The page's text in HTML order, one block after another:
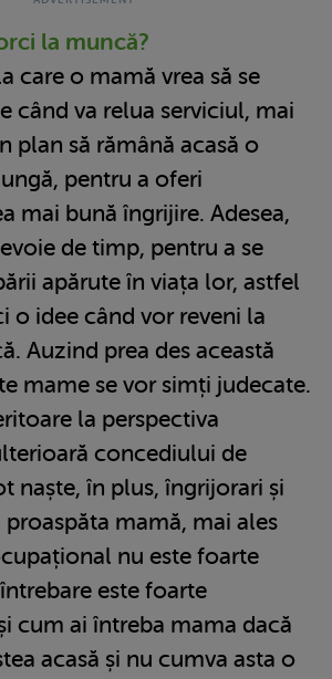
la muncă?
care o mamă vrea să se
când va relua serviciul, mai
plan să rămână acasă o
pentru a oferi
mai bună îngrijire. Adesea,
de timp, pentru a se
apărute în viața lor, astfel
o idee când vor reveni la
Auzind prea des această
mame se vor simți judecate.
la perspectiva
concediului de
naște, în plus, îngrijorari și
mamă, mai ales
nu este foarte
este foarte
cum ai întreba mama dacă
acasă și nu cumva asta o